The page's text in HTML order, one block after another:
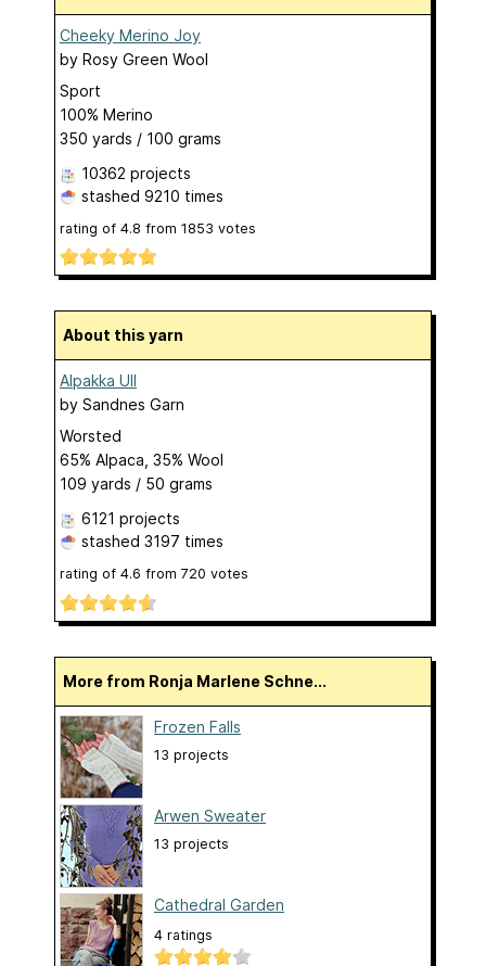
Cheeky Merino Joy
by Rosy Green Wool
Sport
100% Merino
350 yards / 100 grams
10362 projects
stashed 9210 times
rating of 4.8 from 1853 votes
About this yarn
Alpakka Ull
by Sandnes Garn
Worsted
65% Alpaca, 35% Wool
109 yards / 50 grams
6121 projects
stashed 3197 times
rating of 4.6 from 720 votes
More from Ronja Marlene Schne...
Frozen Falls
13 projects
Arwen Sweater
13 projects
Cathedral Garden
4 ratings